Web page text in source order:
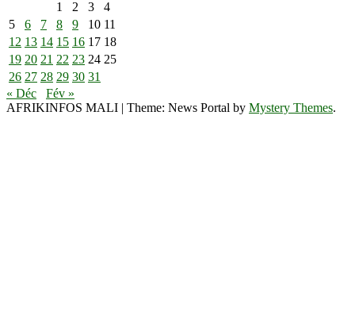
1
2 3
4
5
6 7 8 9 10 11
12 13 14 15 16 17 18
19 20 21 22 23 24 25
26 27 28 29 30 31
« Déc
Fév »
AFRIKINFOS MALI | Theme: News Portal by Mystery Themes.